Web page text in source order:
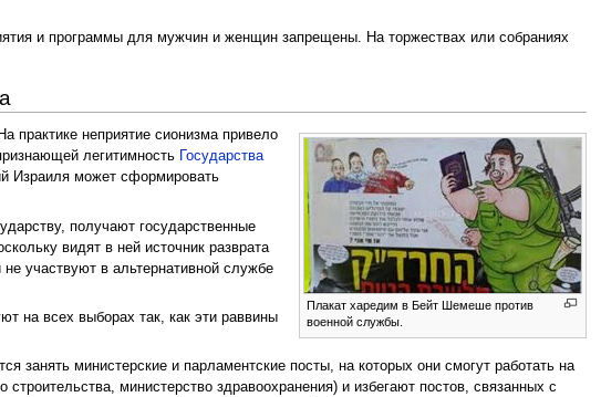
и программы для мужчин и женщин запрещены. На торжествах или собраниях
Плакат харедим в Бейт Шемеше против
военной службы.
неприятие сионизма привело
легитимность
Государства
Израиля может сформировать
получают государственные
видят в ней источник разврата
участвуют в альтернативной службе
на всех выборах так, как эти раввины
занять министерские и парламентские посты, на которых они смогут работать на
министерство здравоохранения) и избегают постов, связанных с